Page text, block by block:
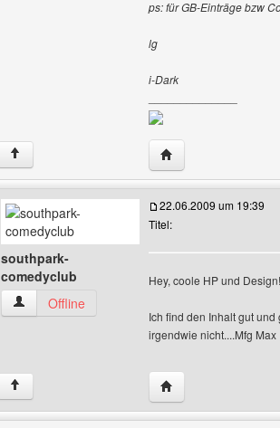
ps: für GB-Einträge bzw
lg
i-Dark
↑ Website dieses
southpark-
comedyclub
southpark-comedyclub Benutzer-Profile
Offline
22.06.2009 um 19:39
Titel:
Hey, coole HP und Design!
Ich find den Inhalt gut
irgendwie nicht....Mfg Max
↑ Website dieses